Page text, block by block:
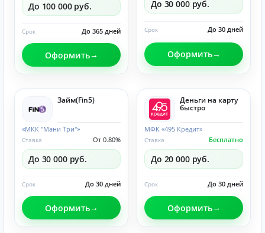
До 100 000 руб.
До 365 дней
Срок
Оформить
До 30 000 руб.
До 30 дней
Срок
Оформить
Займ(Fin5)
«МКК "Мани Три"»
От 0.80%
Ставка
До 30 000 руб.
До 30 дней
Срок
Оформить
Деньги на карту
быстро
МФК «495 Кредит»
Бесплатно
Ставка
До 20 000 руб.
До 30 дней
Срок
Оформить